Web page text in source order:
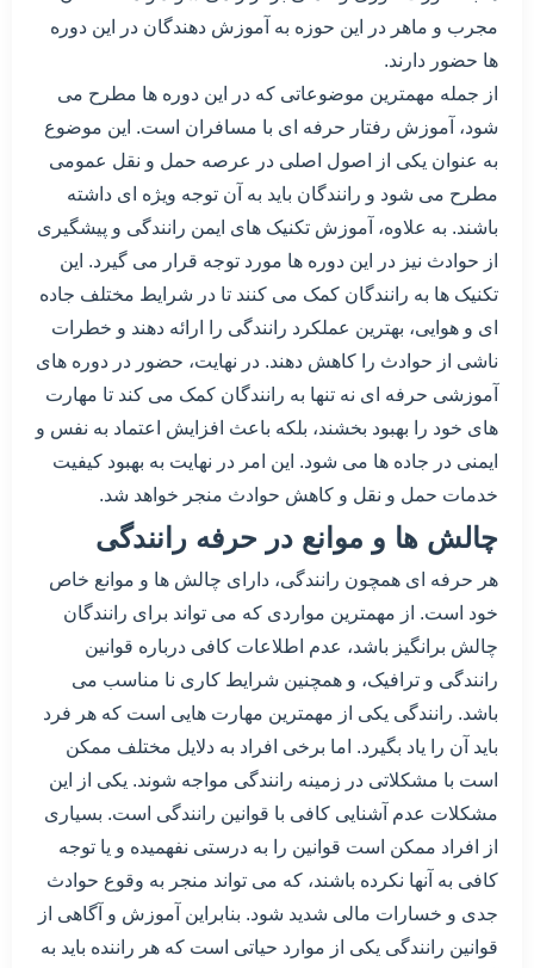
مجرب و ماهر در این حوزه به آموزش دهندگان در این دوره
ها حضور دارند.
از جمله مهمترین موضوعاتی که در این دوره ها مطرح می
شود، آموزش رفتار حرفه ای با مسافران است. این موضوع
به عنوان یکی از اصول اصلی در عرصه حمل و نقل عمومی
مطرح می شود و رانندگان باید به آن توجه ویژه ای داشته
باشند. به علاوه، آموزش تکنیک های ایمن رانندگی و پیشگیری
از حوادث نیز در این دوره ها مورد توجه قرار می گیرد. این
تکنیک ها به رانندگان کمک می کنند تا در شرایط مختلف جاده
ای و هوایی، بهترین عملکرد رانندگی را ارائه دهند و خطرات
ناشی از حوادث را کاهش دهند. در نهایت، حضور در دوره های
آموزشی حرفه ای نه تنها به رانندگان کمک می کند تا مهارت
های خود را بهبود بخشند، بلکه باعث افزایش اعتماد به نفس و
ایمنی در جاده ها می شود. این امر در نهایت به بهبود کیفیت
خدمات حمل و نقل و کاهش حوادث منجر خواهد شد.
چالش ها و موانع در حرفه رانندگی
هر حرفه ای همچون رانندگی، دارای چالش ها و موانع خاص
خود است. از مهمترین مواردی که می تواند برای رانندگان
چالش برانگیز باشد، عدم اطلاعات کافی درباره قوانین
رانندگی و ترافیک، و همچنین شرایط کاری نا مناسب می
باشد. رانندگی یکی از مهمترین مهارت هایی است که هر فرد
باید آن را یاد بگیرد. اما برخی افراد به دلایل مختلف ممکن
است با مشکلاتی در زمینه رانندگی مواجه شوند. یکی از این
مشکلات عدم آشنایی کافی با قوانین رانندگی است. بسیاری
از افراد ممکن است قوانین را به درستی نفهمیده و یا توجه
کافی به آنها نکرده باشند، که می تواند منجر به وقوع حوادث
جدی و خسارات مالی شدید شود. بنابراین آموزش و آگاهی از
قوانین رانندگی یکی از موارد حیاتی است که هر راننده باید به